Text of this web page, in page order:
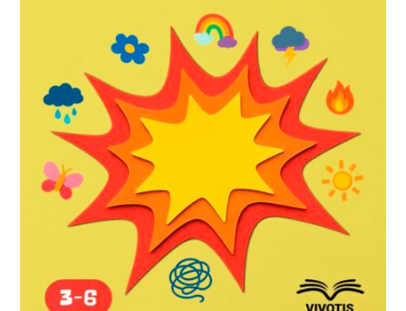
المختلفة
المنتج.
يمكن
اختيار
الخيارات
المنتج